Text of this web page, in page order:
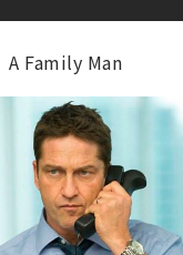
A Family Man